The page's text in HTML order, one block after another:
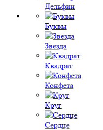
Дельфин
Буквы
Звезда
Квадрат
Конфета
Круг
Сердце